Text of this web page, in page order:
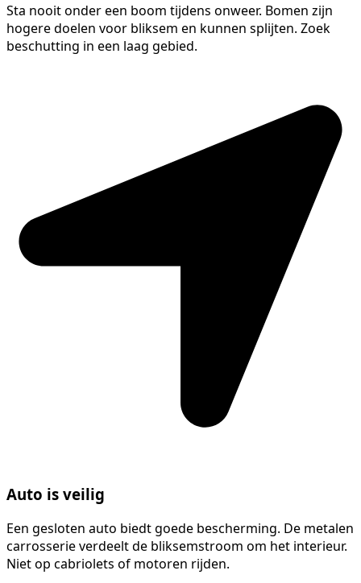
Sta nooit onder een boom tijdens onweer. Bomen zijn
hogere doelen voor bliksem en kunnen splijten. Zoek
beschutting in een laag gebied.
Auto is veilig
Een gesloten auto biedt goede bescherming. De metalen
carrosserie verdeelt de bliksemstroom om het interieur.
Niet op cabriolets of motoren rijden.